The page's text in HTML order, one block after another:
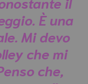
È una
Mi devo
che mi
che,